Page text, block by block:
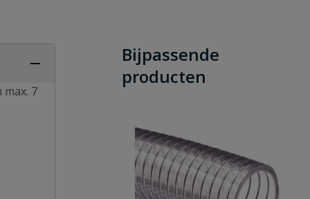
7
Bijpassende
producten